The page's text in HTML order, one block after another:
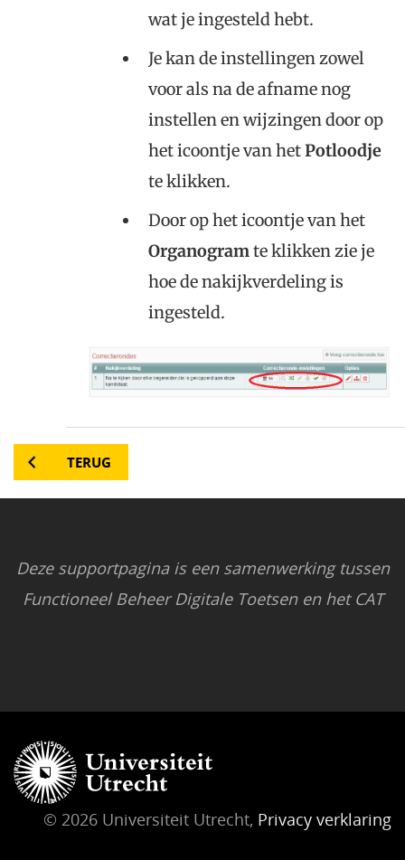
wat je ingesteld hebt.
Je kan de instellingen zowel
voor als na de afname nog
instellen en wijzingen door op
het icoontje van hetPotloodje
te klikken.
Door op het icoontje van het
Organogramte klikken zie je
hoe de nakijkverdeling is
ingesteld.
TERUG
Deze supportpagina is een samenwerking tussen
Functioneel Beheer Digitale Toetsen en het CAT
© 2026 Universiteit Utrecht, Privacy verklaring